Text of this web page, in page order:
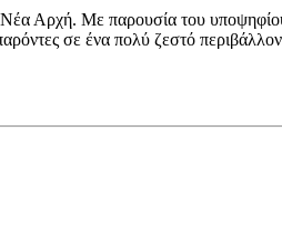
Αρχή. Με παρουσία του
σε ένα πολύ ζεστό